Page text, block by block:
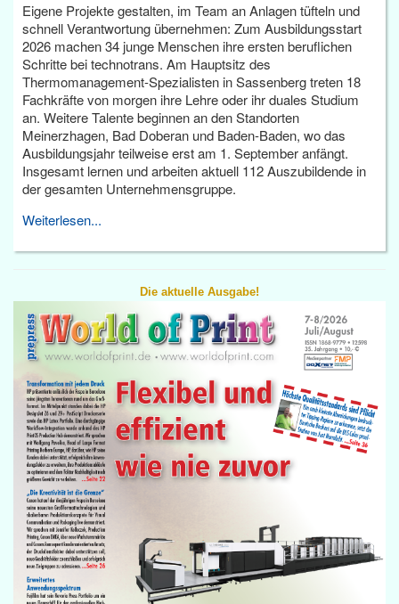
Eigene Projekte gestalten, im Team an Anlagen tüfteln und
schnell Verantwortung übernehmen: Zum Ausbildungsstart
2026 machen 34 junge Menschen ihre ersten beruflichen
Schritte bei technotrans. Am Hauptsitz des
Thermomanagement-Spezialisten in Sassenberg treten 18
Fachkräfte von morgen ihre Lehre oder ihr duales Studium
an. Weitere Talente beginnen an den Standorten
Meinerzhagen, Bad Doberan und Baden-Baden, wo das
Ausbildungsjahr teilweise erst am 1. September anfängt.
Insgesamt lernen und arbeiten aktuell 112 Auszubildende in
der gesamten Unternehmensgruppe.
Weiterlesen...
Die aktuelle Ausgabe!